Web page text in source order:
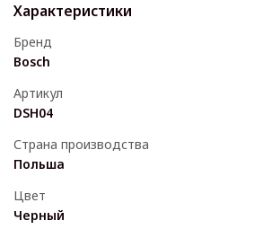
Характеристики
Бренд
Bosch
Артикул
DSH04
Страна производства
Польша
Цвет
Черный